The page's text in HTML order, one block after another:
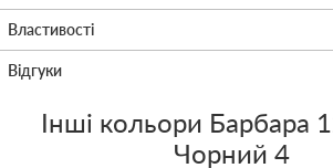
Інші кольори Барбара
Чорний 4